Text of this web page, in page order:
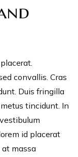
convallis. Cras
Duis fringilla
tincidunt. In
id placerat
massa